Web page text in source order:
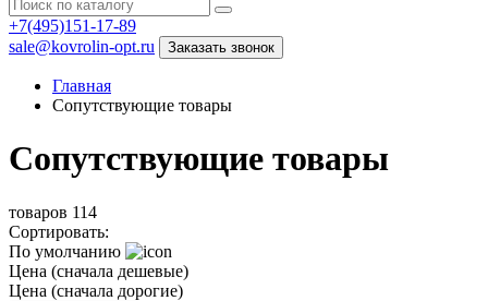
+7(495)151-17-89
sale@kovrolin-opt.ru
Заказать звонок
Главная
Сопутствующие товары
Сопутствующие товары
товаров 114
Сортировать:
По умолчанию
Цена (сначала дешевые)
Цена (сначала дорогие)